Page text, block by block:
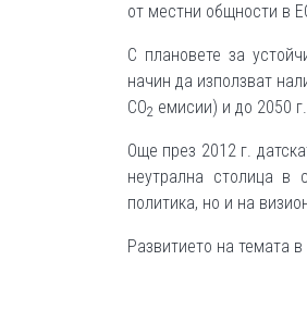
от местни общности в
С плановете за
начин да използват
СО2 емисии) и до 2050
Още през 2012 г.
неутрална столица в
политика, но и на
Развитието на темата